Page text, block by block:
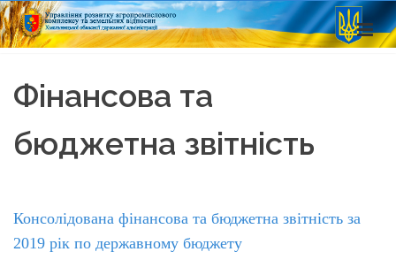
Фінансова та
бюджетна звітність
Консолідована фінансова та бюджетна звітність за
2019 рік по державному бюджету